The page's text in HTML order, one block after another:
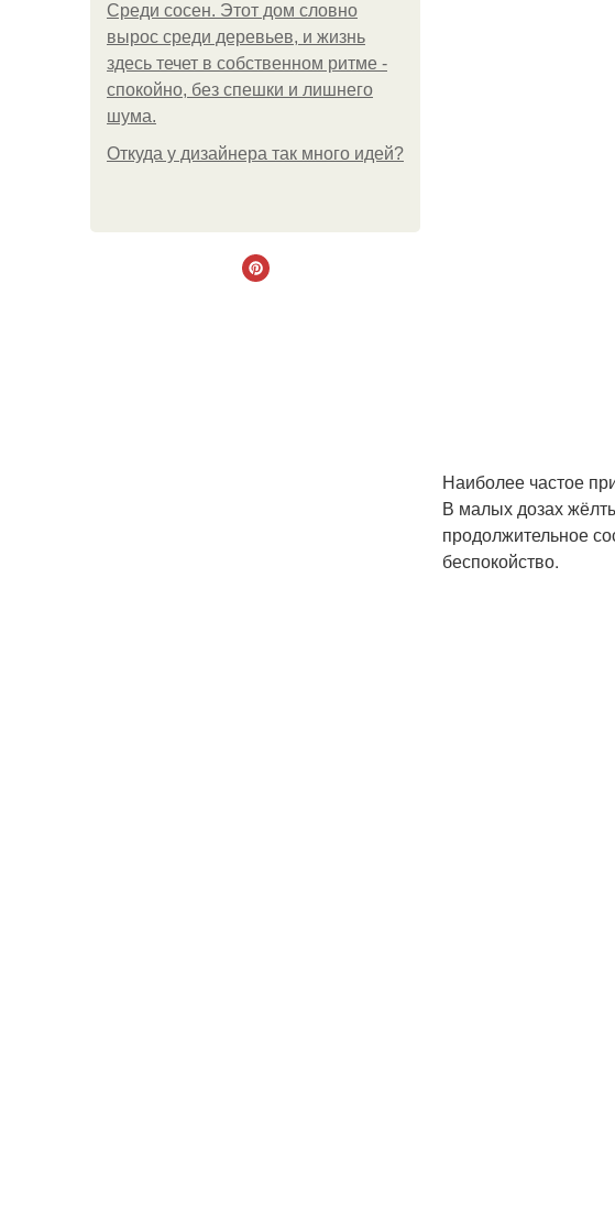
Среди сосен. Этот дом словно
вырос среди деревьев, и жизнь
здесь течет в собственном ритме -
спокойно, без спешки и лишнего
шума.
Откуда у дизайнера так много идей?
Наиболее частое
В малых дозах
продолжительное
беспокойство.